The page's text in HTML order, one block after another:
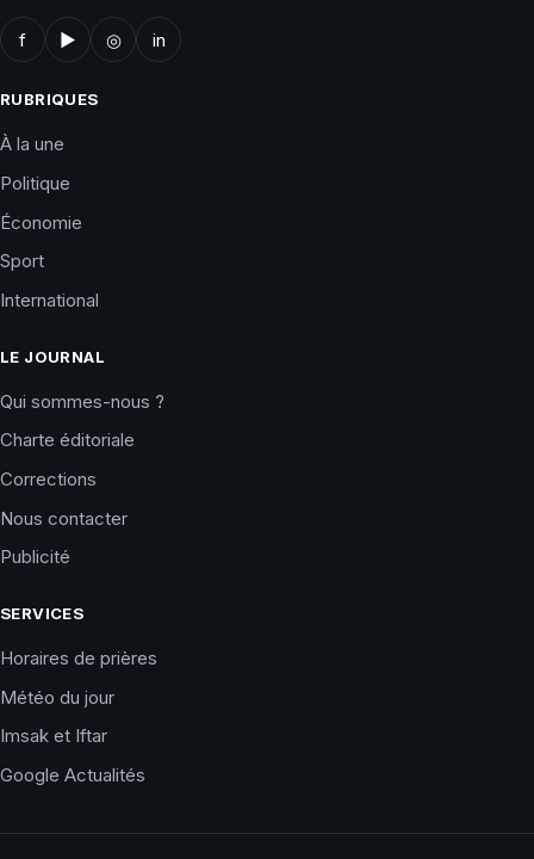
f ▶ ◎ in
RUBRIQUES
À la une
Politique
Économie
Sport
International
LE JOURNAL
Qui sommes-nous ?
Charte éditoriale
Corrections
Nous contacter
Publicité
SERVICES
Horaires de prières
Météo du jour
Imsak et Iftar
Google Actualités